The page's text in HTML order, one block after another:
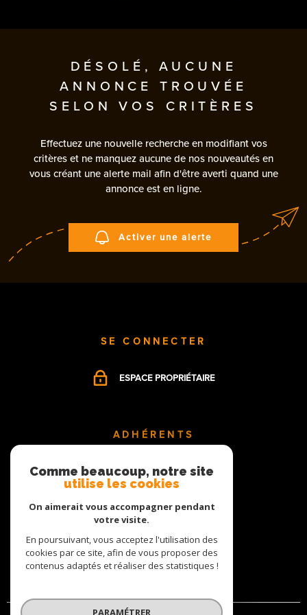
DÉSOLÉ, AUCUNE
ANNONCE TROUVÉE
SELON VOS CRITÈRES
Effectuez une nouvelle recherche en modifiant vos
critères et ne manquez aucune de nos nouveautés en
vous créant une alerte mail afin d'être averti quand une
annonce est en ligne.
Activer une alerte
SE CONNECTER
ESPACE PROPRIÉTAIRE
ADHÉRENTS
Comme beaucoup, notre site
utilise les cookies
On aimerait vous accompagner pendant
votre visite.
En poursuivant, vous acceptez l'utilisation des
cookies par ce site, afin de vous proposer des
contenus adaptés et réaliser des statistiques !
PARAMÉTRER